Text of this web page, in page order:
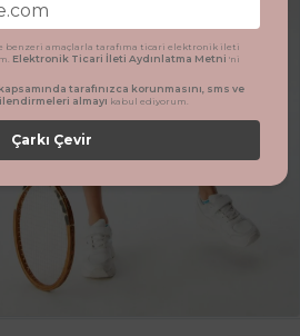
benzeri amaçlarla tarafıma ticari elektronik ileti
Elektronik Ticari İleti Aydınlatma Metni 'ni
tarafınızca korunmasını, sms ve
almayı kabul ediyorum.
Çarkı Çevir